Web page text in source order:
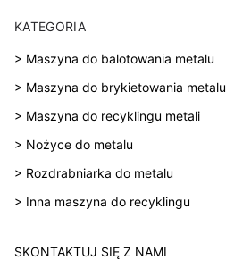
KATEGORIA
> Maszyna do balotowania metalu
> Maszyna do brykietowania metalu
> Maszyna do recyklingu metali
> Nożyce do metalu
> Rozdrabniarka do metalu
> Inna maszyna do recyklingu
SKONTAKTUJ SIĘ Z NAMI